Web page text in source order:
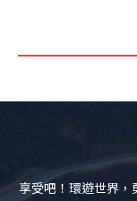
享受吧！環遊世界，